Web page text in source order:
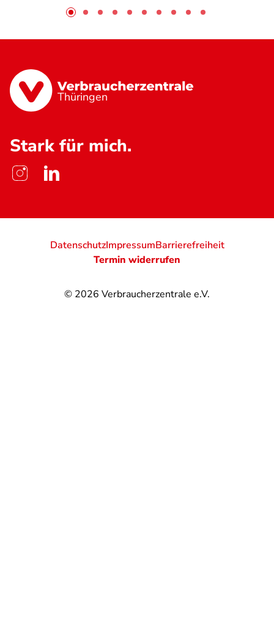
Thüringen
Stark für mich.
© 2026 Verbraucherzentrale e.V.
DatenschutzImpressumBarrierefreiheit
Termin widerrufen